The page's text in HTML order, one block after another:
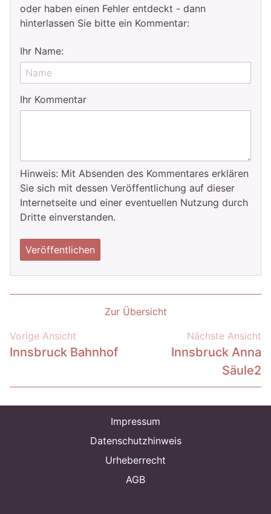
oder haben einen Fehler entdeckt - dann
hinterlassen Sie bitte ein Kommentar:
Ihr Name:
Ihr Kommentar
Hinweis: Mit Absenden des Kommentares erklären
Sie sich mit dessen Veröffentlichung auf dieser
Internetseite und einer eventuellen Nutzung durch
Dritte einverstanden.
Veröffentlichen
Vorige Ansicht
Innsbruck Bahnhof
Zur Übersicht
Nächste Ansicht
Innsbruck Anna
Säule2
Impressum
Datenschutzhinweis
Urheberrecht
AGB